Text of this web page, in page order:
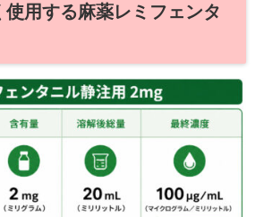
用する麻薬レミフェンタ